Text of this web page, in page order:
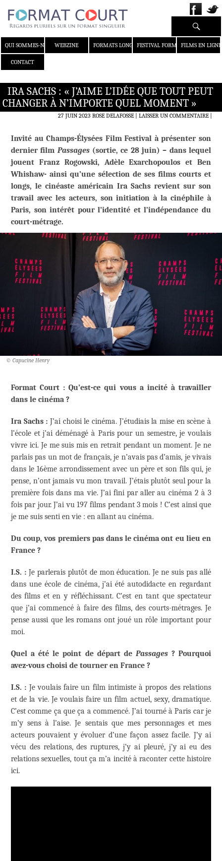
QUI SOMMES-NOUS ?WEBZINE FORMATS LONGS FESTIVAL FORMAT COURT
FILMS EN LIGNE
CONTACT
Recherche
IRA SACHS : « J’AIME L’IDÉE QUE TOUT PEUT
CHANGER À N’IMPORTE QUEL MOMENT »
27 JUIN 2023 ROSE DELAFOSSE LAISSER UN COMMENTAIRE|
Invité au Champs-Élysées Film Festival à présenter son
dernier film Passages (sortie, ce 28 juin) – dans lequel
jouent Franz Rogowski, Adèle Exarchopoulos et Ben
Whishaw- ainsi qu’une sélection de ses films courts et
longs, le cinéaste américain Ira Sachs revient sur son
travail avec les acteurs, son initiation à la cinéphile à
Paris, son intérêt pour l’identité et l’indépendance du
court-métrage.
© Capucine Henry
Format Court : Qu’est-ce qui vous a incité à travailler
dans le cinéma ?
Ira Sachs : J’ai choisi le cinéma. J’étudiais la mise en scène à
l’école et j’ai déménagé à Paris pour un semestre, je voulais
vivre ici. Je me suis mis en retrait pendant un moment. Je ne
parlais pas un mot de français, je n’avais pas d’amis, je vivais
dans le 16ème arrondissement avec un père et son fils qui, je
pense, n’ont jamais vu mon travail. J’étais plutôt seul pour la
première fois dans ma vie. J’ai fini par aller au cinéma 2 à 3
fois par jour. J’ai vu 197 films pendant 3 mois ! C’est ainsi que
je me suis senti en vie : en allant au cinéma.
Du coup, vos premiers pas dans le cinéma ont eu lieu en
France ?
I.S. :Je parlerais plutôt de mon éducation. Je ne suis pas allé
dans une école de cinéma, j’ai été autodidacte en regardant
des films et en y réfléchissant. C’est en tant que spectateur
que j’ai commencé à faire des films, des courts-métrages. Je
pense aussi que les romans ont joué un rôle important pour
moi.
Quel a été le point de départ de Passages? Pourquoi
avez-vous choisi de tourner en France ?
I.S. : Je voulais faire un film intimiste à propos des relations
et de la vie. Je voulais faire un film actuel, sexy, dramatique.
C’est comme ça que ça a commencé. J’ai tourné à Paris car je
m’y sens à l’aise. Je sentais que mes personnages et mes
acteurs pouvaient y évoluer d’une façon assez facile. J’y ai
vécu des relations, des ruptures, j’y ai pleuré, j’y ai eu des
relations sexuelles, tout ça m’a incité à raconter cette histoire
ici.